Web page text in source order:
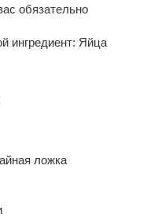
обязательно
ингредиент: Яйца
ложка